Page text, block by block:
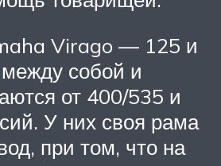
Virago — 125 и
собой и
от 400/535 и
У них своя рама
при том, что на